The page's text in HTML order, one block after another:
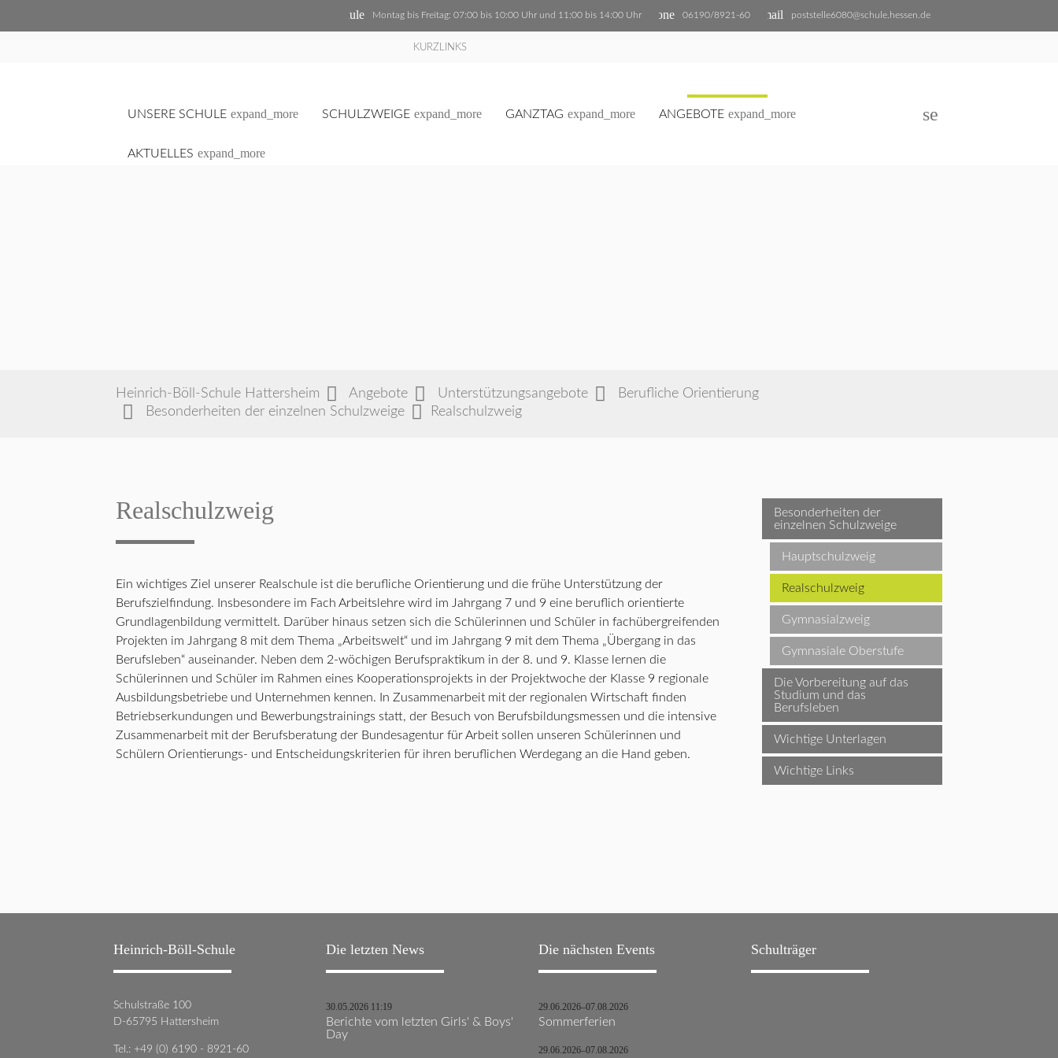
email poststelle6080@schule.hessen.de
phone 06190/8921-60
schedule Montag bis Freitag: 07:00 bis 10:00 Uhr und 11:00 bis 14:00 Uhr
KURZLINKS
UNSERE SCHULE expand_more SCHULZWEIGE expand_more GANZTAG expand_more ANGEBOTE expand_more
AKTUELLES expand_more
search
Heinrich-Böll-Schule Hattersheim Angebote Unterstützungsangebote
Berufliche Orientierung
Besonderheiten der einzelnen Schulzweige
Realschulzweig
Realschulzweig
Ein wichtiges Ziel unserer Realschule ist die berufliche Orientierung und die frühe Unterstützung der
Berufszielfindung. Insbesondere im Fach Arbeitslehre wird im Jahrgang 7 und 9 eine beruflich orientierte
Grundlagenbildung vermittelt. Darüber hinaus setzen sich die Schülerinnen und Schüler in fachübergreifenden
Projekten im Jahrgang 8 mit dem Thema „Arbeitswelt“ und im Jahrgang 9 mit dem Thema „Übergang in das
Berufsleben“ auseinander. Neben dem 2-wöchigen Berufspraktikum in der 8. und 9. Klasse lernen die
Schülerinnen und Schüler im Rahmen eines Kooperationsprojekts in der Projektwoche der Klasse 9 regionale
Ausbildungsbetriebe und Unternehmen kennen. In Zusammenarbeit mit der regionalen Wirtschaft finden
Betriebserkundungen und Bewerbungstrainings statt, der Besuch von Berufsbildungsmessen und die intensive
Zusammenarbeit mit der Berufsberatung der Bundesagentur für Arbeit sollen unseren Schülerinnen und
Schülern Orientierungs- und Entscheidungskriterien für ihren beruflichen Werdegang an die Hand geben.
Navigation
überspringen
Besonderheiten der
einzelnen Schulzweige
Hauptschulzweig
Realschulzweig
Gymnasialzweig
Gymnasiale Oberstufe
Die Vorbereitung auf das
Studium und das
Berufsleben
Wichtige Unterlagen
Wichtige Links
Heinrich-Böll-Schule
Schulstraße 100
D-65795 Hattersheim
Tel.: +49 (0) 6190 - 8921-60
Die letzten News
30.05.2026 11:19
Berichte vom letzten Girls' & Boys'
Day
Die nächsten Events
29.06.2026–07.08.2026
Sommerferien
29.06.2026–07.08.2026
Schulträger